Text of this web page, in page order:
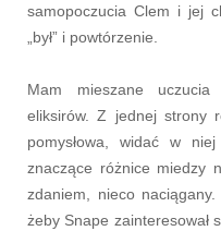
samopoczucia Clem i jej
„był” i powtórzenie.
Mam mieszane
eliksirów. Z jednej strony
pomysłowa, widać w
znaczące różnice miedzy
zdaniem, nieco
żeby Snape zainteresował